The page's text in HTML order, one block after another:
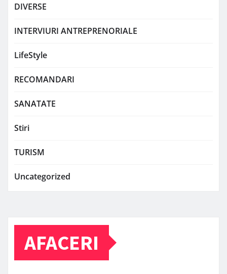
DIVERSE
INTERVIURI ANTREPRENORIALE
LifeStyle
RECOMANDARI
SANATATE
Stiri
TURISM
Uncategorized
AFACERI